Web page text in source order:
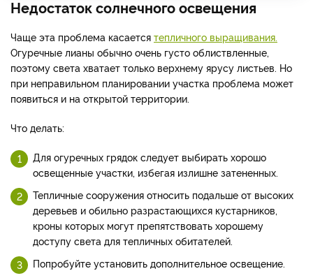
Недостаток солнечного освещения
Чаще эта проблема касается тепличного выращивания.
Огуречные лианы обычно очень густо облиствленные,
поэтому света хватает только верхнему ярусу листьев. Но
при неправильном планировании участка проблема может
появиться и на открытой территории.
Что делать:
Для огуречных грядок следует выбирать хорошо
освещенные участки, избегая излишне затененных.
Тепличные сооружения относить подальше от высоких
деревьев и обильно разрастающихся кустарников,
кроны которых могут препятствовать хорошему
доступу света для тепличных обитателей.
Попробуйте установить дополнительное освещение.